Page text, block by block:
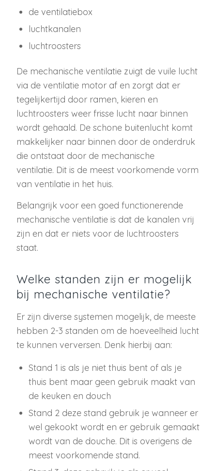
de ventilatiebox
luchtkanalen
luchtroosters
De mechanische ventilatie zuigt de vuile lucht
via de ventilatie motor af en zorgt dat er
tegelijkertijd door ramen, kieren en
luchtroosters weer frisse lucht naar binnen
wordt gehaald. De schone buitenlucht komt
makkelijker naar binnen door de onderdruk
die ontstaat door de mechanische
ventilatie. Dit is de meest voorkomende vorm
van ventilatie in het huis.
Belangrijk voor een goed functionerende
mechanische ventilatie is dat de kanalen vrij
zijn en dat er niets voor de luchtroosters
staat.
Welke standen zijn er mogelijk
bij mechanische ventilatie?
Er zijn diverse systemen mogelijk, de meeste
hebben 2-3 standen om de hoeveelheid lucht
te kunnen verversen. Denk hierbij aan:
Stand 1 is als je niet thuis bent of als je
thuis bent maar geen gebruik maakt van
de keuken en douch
Stand 2 deze stand gebruik je wanneer er
wel gekookt wordt en er gebruik gemaakt
wordt van de douche. Dit is overigens de
meest voorkomende stand.